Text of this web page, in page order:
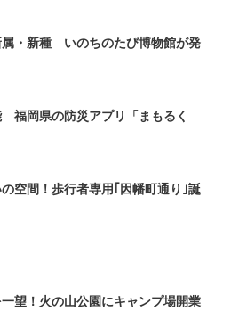
属・新種 いのちのたび博物館が発
福岡県の防災アプリ「まもるく
空間！歩行者専用｢因幡町通り｣誕
一望！火の山公園にキャンプ場開業